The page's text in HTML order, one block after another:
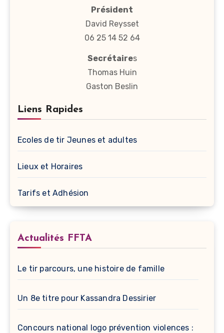
Président
David Reysset
06 25 14 52 64
Secrétaires
Thomas Huin
Gaston Beslin
Liens Rapides
Ecoles de tir Jeunes et adultes
Lieux et Horaires
Tarifs et Adhésion
Actualités FFTA
Le tir parcours, une histoire de famille
Un 8e titre pour Kassandra Dessirier
Concours national logo prévention violences :